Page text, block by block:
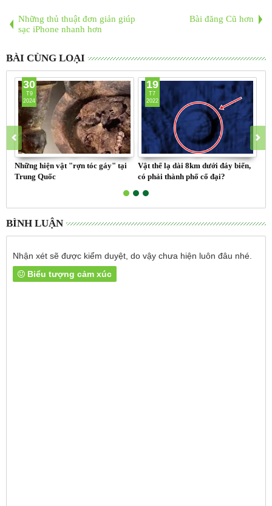
Những thủ thuật đơn giản giúp
sạc iPhone nhanh hơn
Bài đăng Cũ hơn
BÀI CÙNG LOẠI
Những hiện vật "rợn tóc gáy" tại
Trung Quốc
30
T9
2024
Vật thể lạ dài 8km dưới đáy biển,
có phải thành phố cổ đại?
19
T7
2022
BÌNH LUẬN
Nhận xét sẽ được kiểm duyệt, do vậy chưa hiện luôn đâu nhé.
Biểu tượng cảm xúc